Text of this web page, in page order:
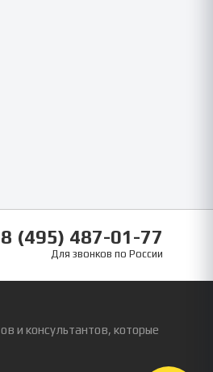
8 (495) 487-01-77
Для звонков по России
и консультантов, которые